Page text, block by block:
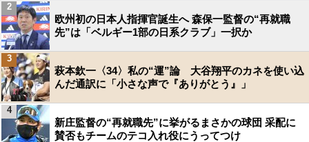
欧州初の日本人指揮官誕生へ 森保一監督の“再就職
先”は「ベルギー1部の日系クラブ」一択か
2
萩本欽一〈34〉私の“運”論 大谷翔平のカネを使い込
んだ通訳に「小さな声で『ありがとう』」
3
新庄監督の“再就職先”に挙がるまさかの球団 采配に
賛否もチームのテコ入れ役にうってつけ
4